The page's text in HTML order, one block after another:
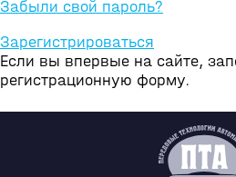
Забыли свой пароль?
Зарегистрироваться
Если вы впервые на сайте,
регистрационную форму.